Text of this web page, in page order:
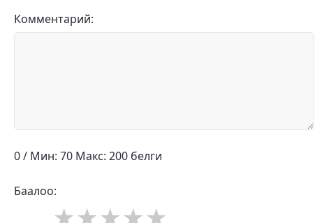
Комментарий:
0 / Мин: 70 Макс: 200 белги
Баалоо: